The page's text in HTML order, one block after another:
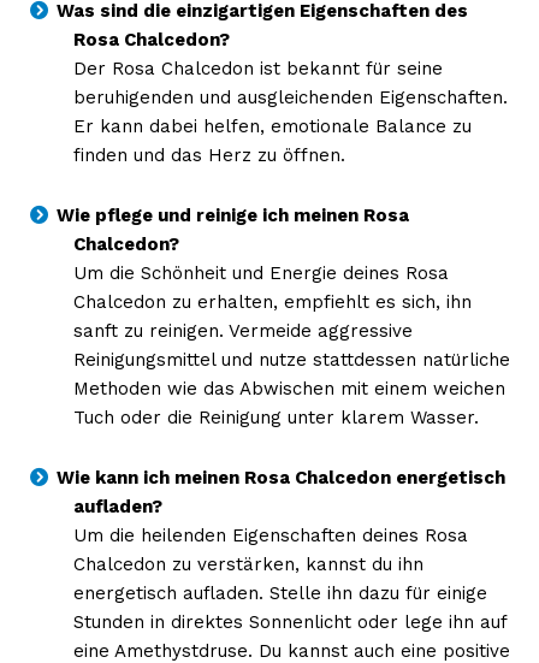
Was sind die einzigartigen Eigenschaften des
Rosa Chalcedon?
Der Rosa Chalcedon ist bekannt für seine
beruhigenden und ausgleichenden Eigenschaften.
Er kann dabei helfen, emotionale Balance zu
finden und das Herz zu öffnen.
Wie pflege und reinige ich meinen Rosa
Chalcedon?
Um die Schönheit und Energie deines Rosa
Chalcedon zu erhalten, empfiehlt es sich, ihn
sanft zu reinigen. Vermeide aggressive
Reinigungsmittel und nutze stattdessen natürliche
Methoden wie das Abwischen mit einem weichen
Tuch oder die Reinigung unter klarem Wasser.
Wie kann ich meinen Rosa Chalcedon energetisch
aufladen?
Um die heilenden Eigenschaften deines Rosa
Chalcedon zu verstärken, kannst du ihn
energetisch aufladen. Stelle ihn dazu für einige
Stunden in direktes Sonnenlicht oder lege ihn auf
eine Amethystdruse. Du kannst auch eine positive